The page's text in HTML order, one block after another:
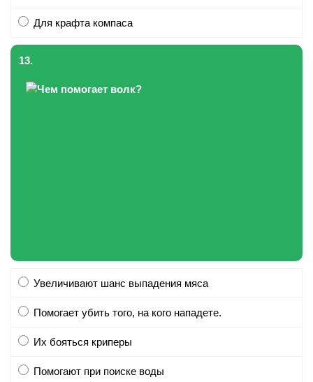
Для крафта компаса
13.
Увеличивают шанс выпадения мяса
Помогает убить того, на кого нападете.
Их бояться криперы
Помогают при поиске воды